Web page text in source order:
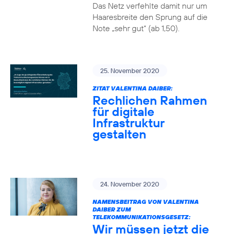
Das Netz verfehlte damit nur um
Haaresbreite den Sprung auf die
Note „sehr gut“ (ab 1,50).
25. November 2020
ZITAT VALENTINA DAIBER:
Rechlichen Rahmen
für digitale
Infrastruktur
gestalten
24. November 2020
NAMENSBEITRAG VON VALENTINA
DAIBER ZUM
TELEKOMMUNIKATIONSGESETZ:
Wir müssen jetzt die